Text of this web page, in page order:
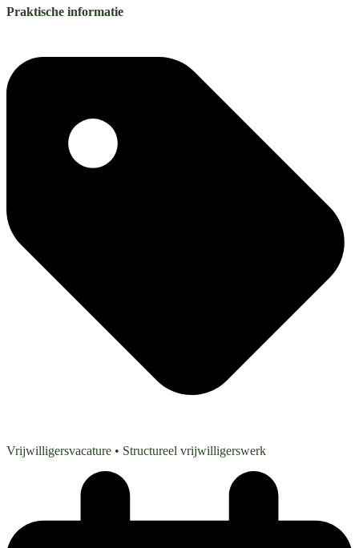
Praktische informatie
Vrijwilligersvacature • Structureel vrijwilligerswerk